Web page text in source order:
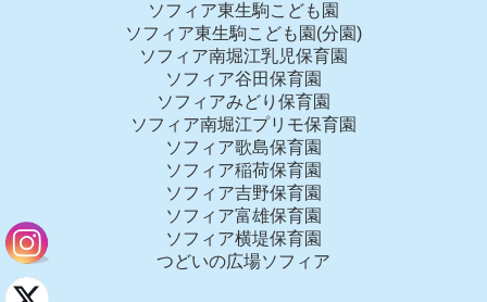
ソフィア東生駒こども園
ソフィア東生駒こども園(分園)
ソフィア南堀江乳児保育園
ソフィア谷田保育園
ソフィアみどり保育園
ソフィア南堀江プリモ保育園
ソフィア歌島保育園
ソフィア稲荷保育園
ソフィア吉野保育園
ソフィア富雄保育園
ソフィア横堤保育園
つどいの広場ソフィア